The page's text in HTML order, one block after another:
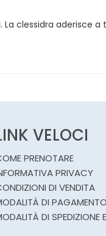
clessidra aderisce
VELOCI
PRENOTARE
PRIVACY
DI VENDITA
DI PAGAMENTO
DI SPEDIZIONE